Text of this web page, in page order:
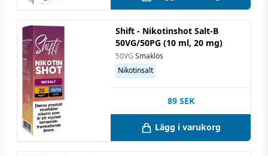
Shift - Nikotinshot Salt-B
50VG/50PG (10 ml, 20 mg)
50VG Smaklös
Nikotinsalt
89 SEK
Lägg i varukorg